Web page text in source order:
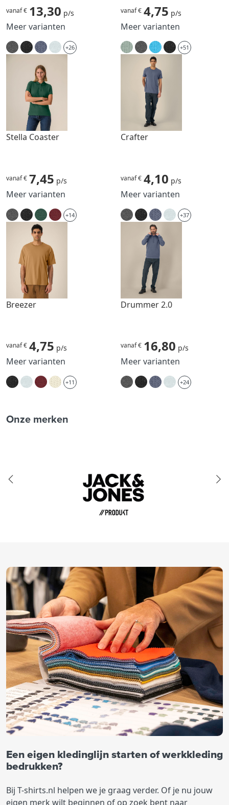
vanaf € 13,30 p/s
Meer varianten
+26
vanaf € 4,75 p/s
Meer varianten
+51
Stella Coaster
vanaf € 7,45 p/s
Meer varianten
+14
Crafter
vanaf € 4,10 p/s
Meer varianten
+37
Breezer
vanaf € 4,75 p/s
Meer varianten
+11
Drummer 2.0
vanaf € 16,80 p/s
Meer varianten
+24
Onze merken
Een eigen kledinglijn starten of werkkleding
bedrukken?
Bij T-shirts.nl helpen we je graag verder. Of je nu jouw
eigen merk wilt beginnen of op zoek bent naar